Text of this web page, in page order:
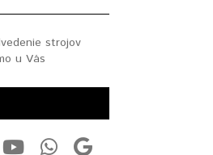
strojov
u Vás